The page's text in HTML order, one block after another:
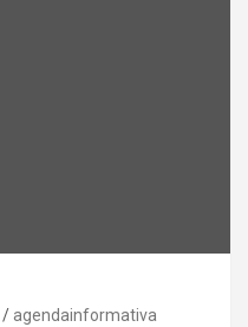
agendainformativa